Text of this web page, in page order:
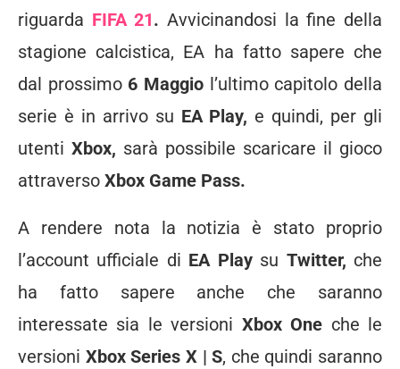
riguarda FIFA 21.Avvicinandosi la fine della
stagione calcistica, EA ha fatto sapere che
dal prossimo 6 Maggio l’ultimo capitolo della
serie è in arrivo su EA Play, e quindi, per gli
utenti Xbox, sarà possibile scaricare il gioco
attraverso Xbox Game Pass.
A rendere nota la notizia è stato proprio
l’account ufficiale di EA Play su Twitter, che
ha fatto sapere anche che saranno
interessate sia le versioni Xbox One che le
versioni Xbox Series X | S, che quindi saranno